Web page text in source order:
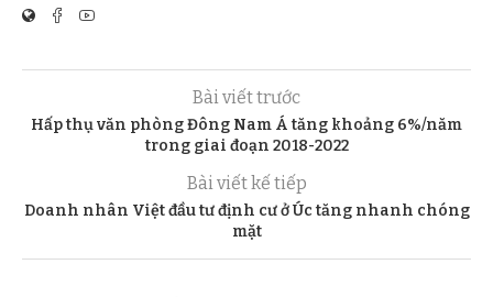
Bài viết trước
Hấp thụ văn phòng Đông Nam Á tăng khoảng 6%/năm
trong giai đoạn 2018-2022
Bài viết kế tiếp
Doanh nhân Việt đầu tư định cư ở Úc tăng nhanh chóng
mặt